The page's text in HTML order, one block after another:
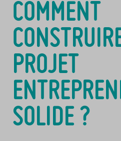
COMMENT
PROJET
SOLIDE ?